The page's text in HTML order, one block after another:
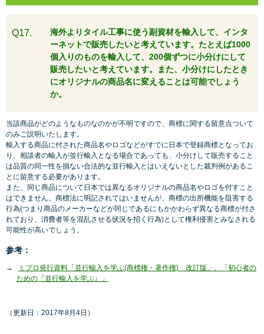
Q17.
海外よりタイル工事に使う副資材を輸入して、インタ
ーネットで販売したいと考えています。たとえば1000
個入りのものを輸入して、200個ずつに小分けにして
販売したいと考えています。また、小分けにしたとき
にオリジナルの商品名に変えることは可能でしょう
か。
当該商品がどのようなものなのかが不明ですので、商標に関する留意点ついて
のみご説明いたします。
輸入する商品に付された商品名やロゴなどがすでに日本で登録商標となってお
り、相談者の輸入が並行輸入となる場合であっても、小分けして販売すること
は品質の同一性を損ない合法的な並行輸入とはいえないとした裁判例があるこ
とに留意する必要があります。
また、同じ商品について日本では異なるオリジナルの商品名やロゴを付すこと
はできません。商標法に明記されてはいませんが、商標の出所機能を阻害する
行為(つまり商品のメーカーなどが同じであるにもかかわらず異なる商標が付さ
れており、消費者等を混乱させる状況を招く行為)として権利侵害とみなされる
可能性が高いでしょう。
参考：
ミプロ発行資料「並行輸入を学ぶ(商標権・著作権) 改訂版」、「初心者の
ための『並行輸入を学ぶ』」
（更新日：2017年8月4日）